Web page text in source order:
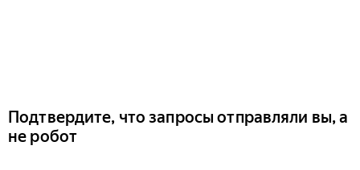
Подтвердите, что запросы отправляли вы, а
не робот